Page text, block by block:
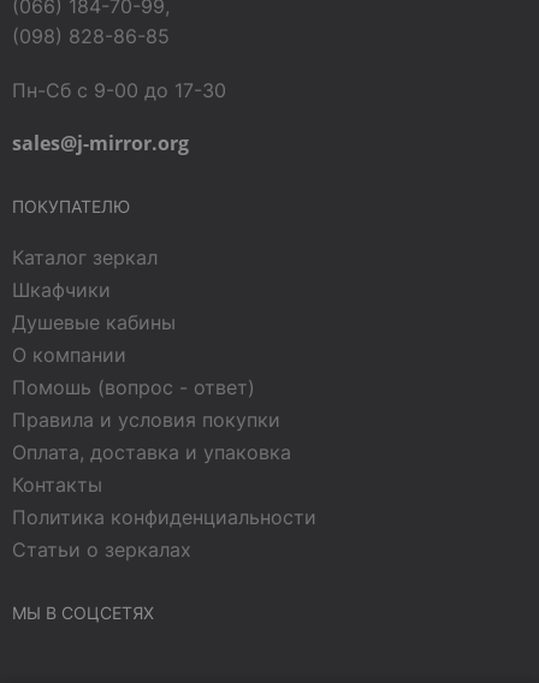
(066) 184-70-99,
(098) 828-86-85
Пн-Сб с 9-00 до 17-30
sales@j-mirror.org
ПОКУПАТЕЛЮ
Каталог зеркал
Шкафчики
Душевые кабины
О компании
Помошь (вопрос - ответ)
Правила и условия покупки
Оплата, доставка и упаковка
Контакты
Политика конфиденциальности
Статьи о зеркалах
МЫ В СОЦСЕТЯХ